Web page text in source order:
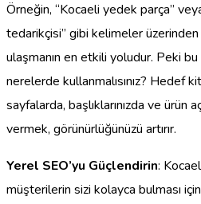
Örneğin, “Kocaeli yedek parça”
tedarikçisi” gibi kelimeler
ulaşmanın en etkili yoludur. Peki
nerelerde kullanmalısınız? Hedef
sayfalarda, başlıklarınızda ve ürün
vermek, görünürlüğünüzü artırır.
Yerel SEO’yu Güçlendirin:
müşterilerin sizi kolayca bulması